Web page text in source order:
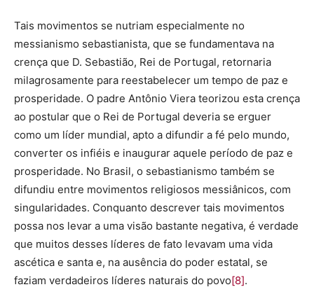
Tais movimentos se nutriam especialmente no
messianismo sebastianista, que se fundamentava na
crença que D. Sebastião, Rei de Portugal, retornaria
milagrosamente para reestabelecer um tempo de paz e
prosperidade. O padre Antônio Viera teorizou esta crença
ao postular que o Rei de Portugal deveria se erguer
como um líder mundial, apto a difundir a fé pelo mundo,
converter os infiéis e inaugurar aquele período de paz e
prosperidade. No Brasil, o sebastianismo também se
difundiu entre movimentos religiosos messiânicos, com
singularidades. Conquanto descrever tais movimentos
possa nos levar a uma visão bastante negativa, é verdade
que muitos desses líderes de fato levavam uma vida
ascética e santa e, na ausência do poder estatal, se
faziam verdadeiros líderes naturais do povo[8].